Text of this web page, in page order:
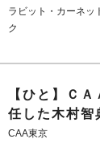
ラビット・カーネッ
ク
【ひと】Ｃ
任した木村智
CAA東京